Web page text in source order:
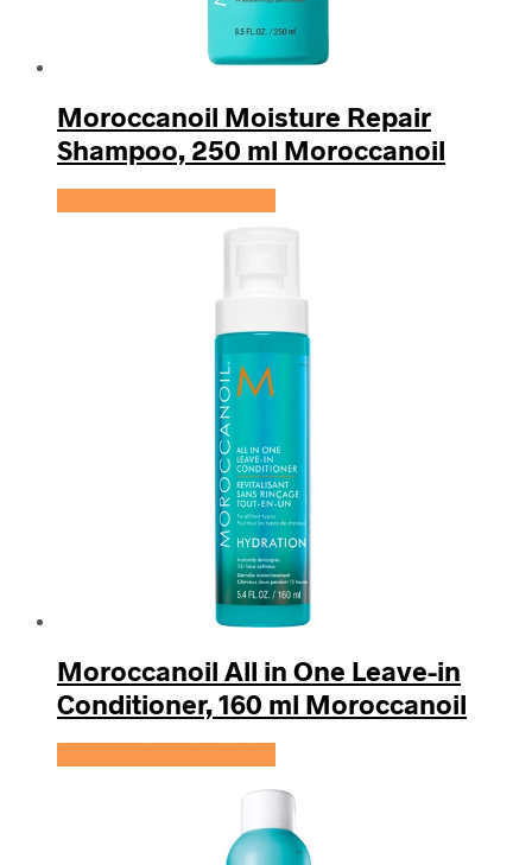
Moroccanoil Moisture Repair
Shampoo, 250 ml Moroccanoil
Moroccanoil All in One Leave-in
Conditioner, 160 ml Moroccanoil